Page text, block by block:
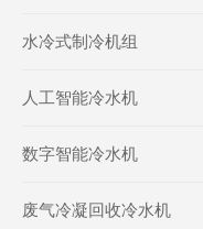
水冷式制冷机组
人工智能冷水机
数字智能冷水机
废气冷凝回收冷水机